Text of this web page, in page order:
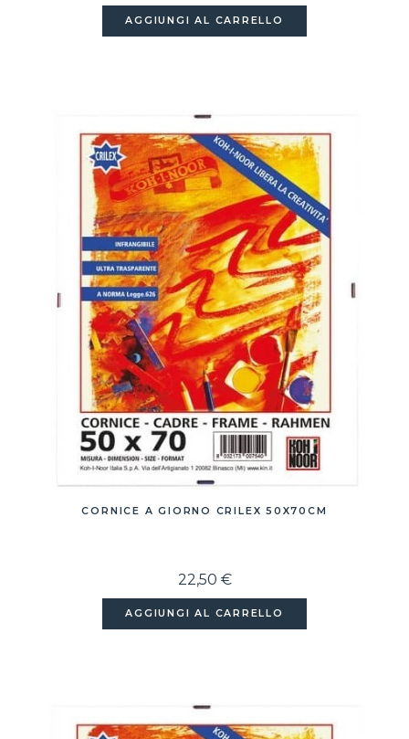
AGGIUNGI AL CARRELLO
CORNICE A GIORNO CRILEX 50X70CM
22,50 €
AGGIUNGI AL CARRELLO